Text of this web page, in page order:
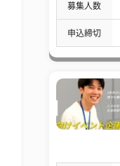
募集人数
申込締切